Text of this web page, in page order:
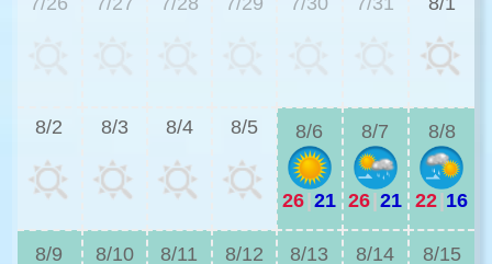
8/2 8/3 8/4 8/5 8/6
26|21
8/7
26|21
8/8
22|16
8/9 8/10 8/11 8/12 8/13 8/14 8/15